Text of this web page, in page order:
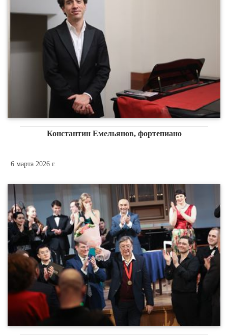
Константин Емельянов, фортепиано
6 марта 2026 г.